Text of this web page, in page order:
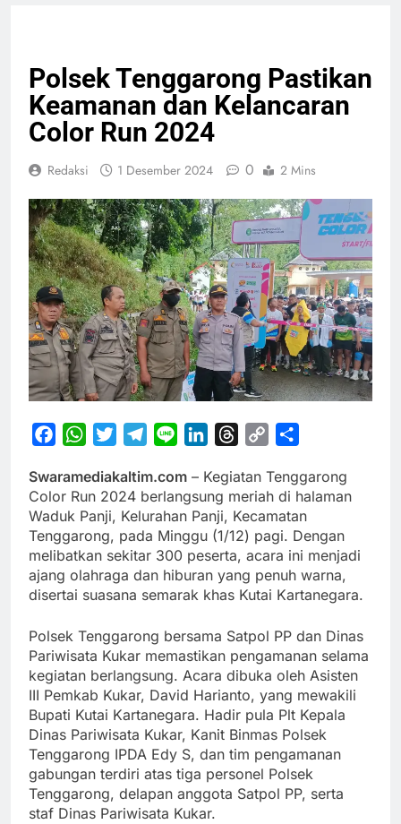
Polsek Tenggarong Pastikan
Keamanan dan Kelancaran
Color Run 2024
Redaksi 1 Desember 2024 0 2 Mins
FacebookWhatsApp
TwitterTelegram
Line LinkedInThreads
Copy
Swaramediakaltim.com – Kegiatan Tenggarong
Color Run 2024 berlangsung meriah di halaman
Waduk Panji, Kelurahan Panji, Kecamatan
Tenggarong, pada Minggu (1/12) pagi. Dengan
melibatkan sekitar 300 peserta, acara ini menjadi
ajang olahraga dan hiburan yang penuh warna,
disertai suasana semarak khas Kutai Kartanegara.
Polsek Tenggarong bersama Satpol PP dan Dinas
Pariwisata Kukar memastikan pengamanan selama
kegiatan berlangsung. Acara dibuka oleh Asisten
III Pemkab Kukar, David Harianto, yang mewakili
Bupati Kutai Kartanegara. Hadir pula Plt Kepala
Dinas Pariwisata Kukar, Kanit Binmas Polsek
Tenggarong IPDA Edy S, dan tim pengamanan
gabungan terdiri atas tiga personel Polsek
Tenggarong, delapan anggota Satpol PP, serta
staf Dinas Pariwisata Kukar.